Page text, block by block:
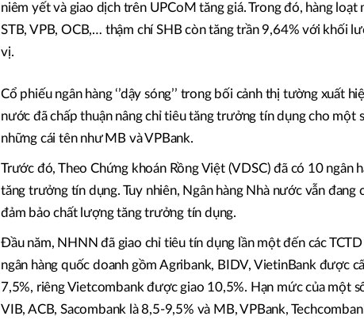
niêm yết và giao dịch trên UPCoM tăng giá. Trong đó, hàng loạt
STB, VPB, OCB,… thậm chí SHB còn tăng trần 9,64% với khối
vị.
Cổ phiếu ngân hàng ‘’dậy sóng’’ trong bối cảnh thị tường xuất
nước đã chấp thuận nâng chỉ tiêu tăng trưởng tín dụng cho một
những cái tên như MB và VPBank.
Trước đó, Theo Chứng khoán Rồng Việt (VDSC) đã có 10 ngân
tăng trưởng tín dụng. Tuy nhiên, Ngân hàng Nhà nước vẫn đang
đảm bảo chất lượng tăng trưởng tín dụng.
Đầu năm, NHNN đã giao chỉ tiêu tín dụng lần một đến các
ngân hàng quốc doanh gồm Agribank, BIDV, VietinBank được
7,5%, riêng Vietcombank được giao 10,5%. Hạn mức của một
VIB, ACB, Sacombank là 8,5-9,5% và MB, VPBank,